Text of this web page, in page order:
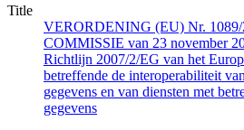
Title
VERORDENING (EU) Nr.
COMMISSIE van 23 november
Richtlijn 2007/2/EG van het
betreffende de interoperabiliteit
gegevens en van diensten met
gegevens